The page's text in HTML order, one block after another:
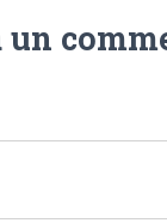
un